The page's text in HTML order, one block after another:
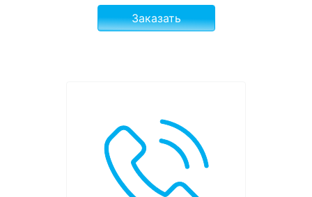
Заказать